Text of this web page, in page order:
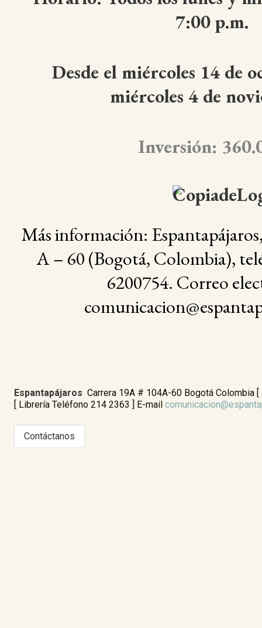
7:00 p.m.
Desde el miércoles 14 de
miércoles 4 de
Inversión:
Más información:
A – 60 (Bogotá, Colombia),
6200754. Correo
Espantapájaros Carrera 19A # 104A-60 Bogotá Colombia
[ Librería Teléfono 214 2363 ] E-mail
Contáctanos